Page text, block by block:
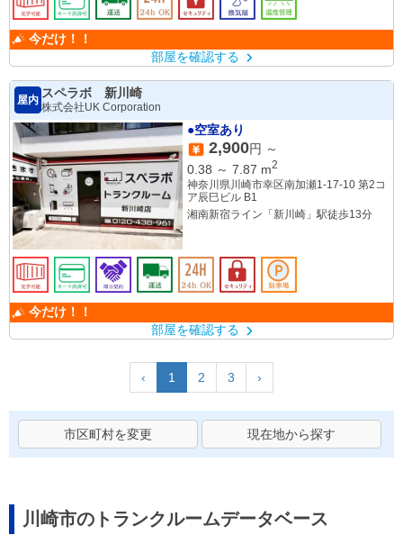
今だけ！！
部屋を確認する
屋内
スペラボ 新川崎
株式会社UK Corporation
●空室あり
2,900円 ～
0.38 ～ 7.87 m2
神奈川県川崎市幸区南加瀬1-17-10 第2コ
ア辰巳ビル B1
湘南新宿ライン「新川崎」駅徒歩13分
今だけ！！
部屋を確認する
‹ 1 2 3 ›
市区町村を変更 現在地から探す
川崎市のトランクルームデータベース